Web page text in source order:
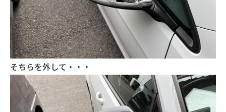
そちらを外して・・・